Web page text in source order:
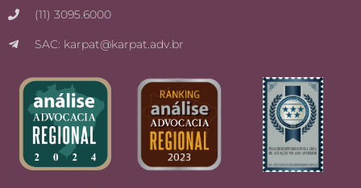
(11) 3095.6000
SAC: karpat@karpat.adv.br